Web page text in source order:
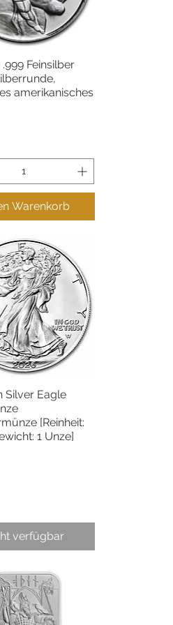
Feinsilber
amerikanisches
Warenkorb
Silver Eagle
[Reinheit:
1 Unze]
verfügbar